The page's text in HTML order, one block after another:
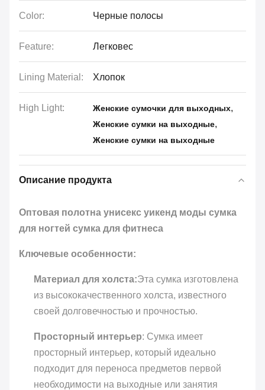
Color: Черные полосы
Feature: Легковес
Lining Material: Хлопок
High Light: Женские сумочки для выходных,
Женские сумки на выходные,
Женские сумки на выходные
Описание продукта
Оптовая полотна унисекс уикенд моды сумка
для ногтей сумка для фитнеса
Ключевые особенности:
Материал для холста:Эта сумка изготовлена
из высококачественного холста, известного
своей долговечностью и прочностью.
Просторный интерьер: Сумка имеет
просторный интерьер, который идеально
подходит для переноса предметов первой
необходимости на выходные или занятия